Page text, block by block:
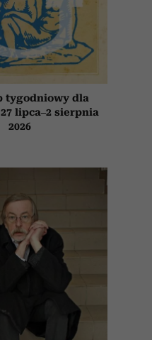
tygodniowy dla
lipca–2 sierpnia
2026